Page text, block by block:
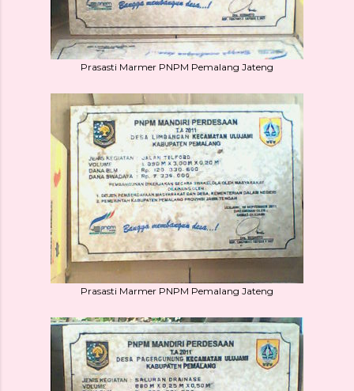
Prasasti Marmer PNPM Pemalang Jateng
Prasasti Marmer PNPM Pemalang Jateng